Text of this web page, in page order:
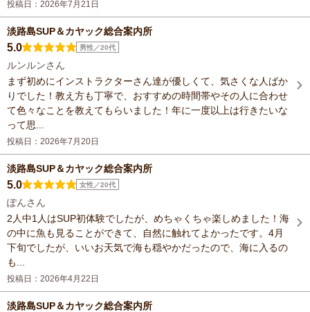
投稿日：2026年7月21日
淡路島SUP＆カヤック総合案内所
5.0 男性／20代
ルンルンさん
まず初めにインストラクターさん達が優しくて、気さくな人ばか
りでした！教え方も丁寧で、おすすめの時間帯やその人に合わせ
て色々なことを教えてもらいました！年に一度以上は行きたいな
って思...
投稿日：2026年7月20日
淡路島SUP＆カヤック総合案内所
5.0 女性／20代
ぽんさん
2人中1人はSUP初体験でしたが、めちゃくちゃ楽しめました！海
の中に魚も見ることができて、自然に触れてよかったです。4月
下旬でしたが、いいお天気で海も穏やかだったので、海に入るの
も...
投稿日：2026年4月22日
淡路島SUP＆カヤック総合案内所